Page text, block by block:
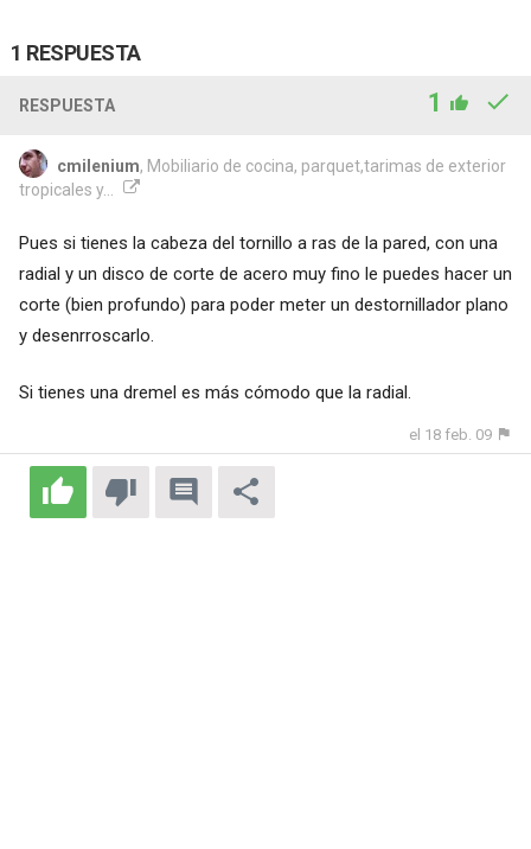
1 RESPUESTA
RESPUESTA 1
cmilenium, Mobiliario de cocina, parquet,tarimas de exterior
tropicales y...
Pues si tienes la cabeza del tornillo a ras de la pared, con una
radial y un disco de corte de acero muy fino le puedes hacer un
corte (bien profundo) para poder meter un destornillador plano
y desenrroscarlo.
Si tienes una dremel es más cómodo que la radial.
el 18 feb. 09